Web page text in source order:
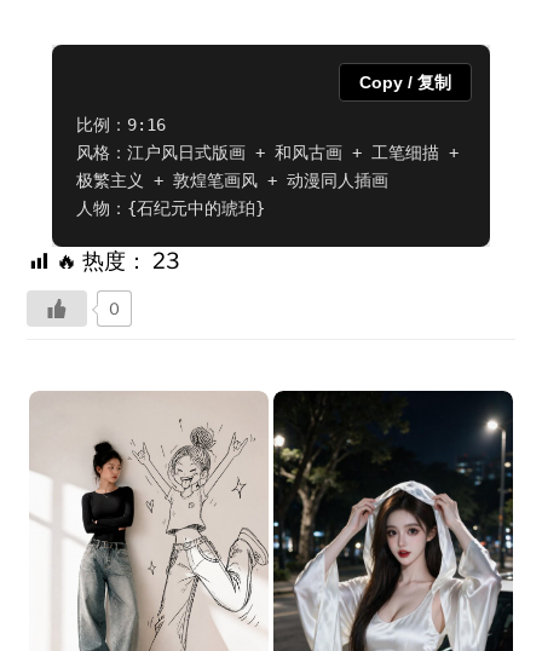
比例：9:16
风格：江户风日式版画 + 和风古画 + 工笔细描 +
极繁主义 + 敦煌笔画风 + 动漫同人插画
人物：{石纪元中的琥珀}
Copy / 复制
🔥 热度： 23
0